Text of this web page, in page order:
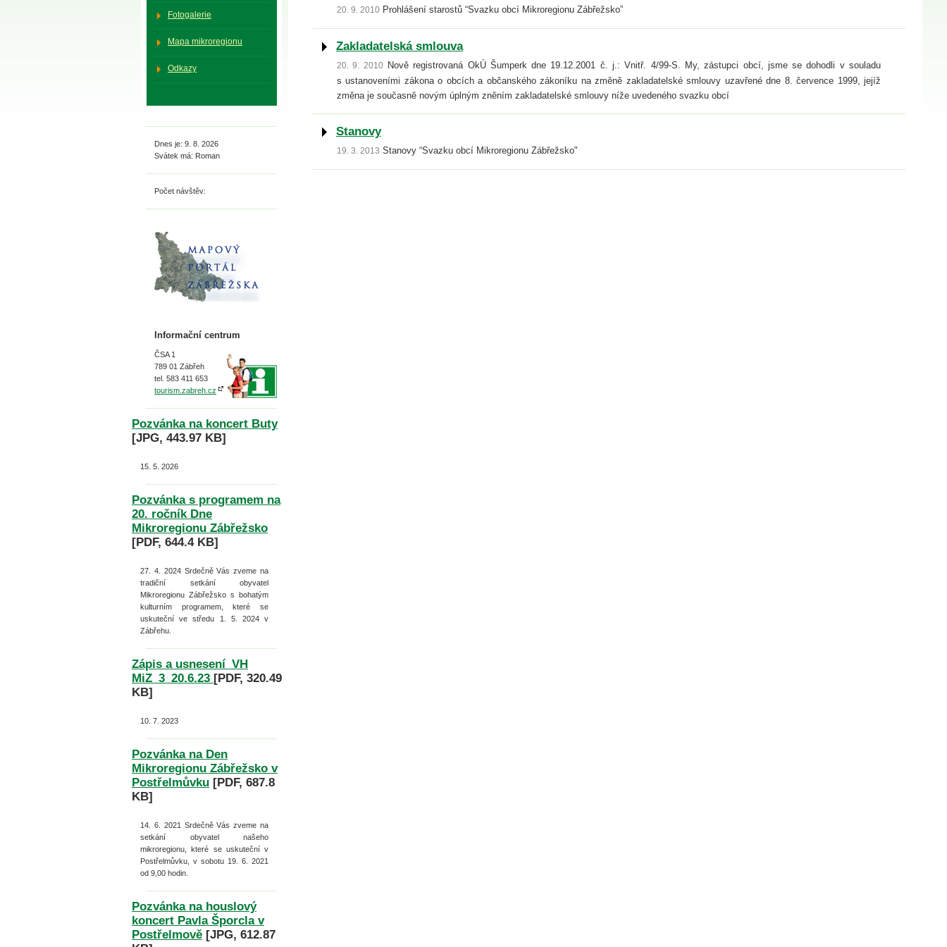
Fotogalerie
Mapa mikroregionu
Odkazy
Dnes je: 9. 8. 2026
Svátek má: Roman
Počet návštěv:
Informační centrum
ČSA 1
789 01 Zábřeh
tel. 583 411 653
tourism.zabreh.cz
Pozvánka na koncert Buty
[JPG, 443.97 KB]
15. 5. 2026
Pozvánka s programem na
20. ročník Dne
Mikroregionu Zábřežsko
[PDF, 644.4 KB]
27. 4. 2024Srdečně Vás zveme na
tradiční setkání obyvatel
Mikroregionu Zábřežsko s bohatým
kulturním programem, které se
uskuteční ve středu 1. 5. 2024 v
Zábřehu.
Zápis a usnesení_VH
MiZ_3_20.6.23 [PDF, 320.49
KB]
10. 7. 2023
Pozvánka na Den
Mikroregionu Zábřežsko v
Postřelmůvku [PDF, 687.8
KB]
14. 6. 2021 Srdečně Vás zveme na
setkání obyvatel našeho
mikroregionu, které se uskuteční v
Postřelmůvku, v sobotu 19. 6. 2021
od 9,00 hodin.
Pozvánka na houslový
koncert Pavla Šporcla v
Postřelmově [JPG, 612.87
20. 9. 2010 Prohlášení starostů “Svazku obcí Mikroregionu Zábřežsko”
Zakladatelská smlouva
20. 9. 2010Nově registrovaná OkÚ Šumperk dne 19.12.2001 č. j.: Vnitř. 4/99-S. My, zástupci obcí, jsme se dohodli v souladu
s ustanoveními zákona o obcích a občanského zákoníku na změně zakladatelské smlouvy uzavřené dne 8. července 1999, jejíž
změna je současně novým úplným zněním zakladatelské smlouvy níže uvedeného svazku obcí
Stanovy
19. 3. 2013 Stanovy “Svazku obcí Mikroregionu Zábřežsko"